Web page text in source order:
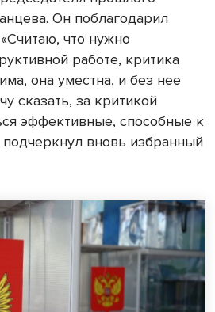
Он поблагодарил
что нужно
работе, критика
она уместна, и без нее
сказать, за критикой
эффективные, способные к
вновь избранный